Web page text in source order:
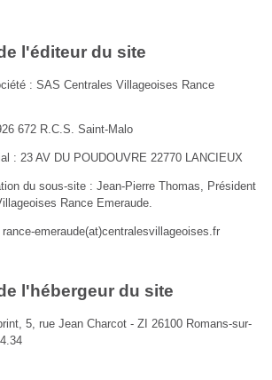
l'éditeur du site
: SAS Centrales Villageoises Rance
672 R.C.S. Saint-Malo
: 23 AV DU POUDOUVRE 22770 LANCIEUX
du sous-site : Jean-Pierre Thomas, Président
Rance Emeraude.
emeraude(at)centralesvillageoises.fr
l'hébergeur du site
5, rue Jean Charcot - ZI 26100 Romans-sur-